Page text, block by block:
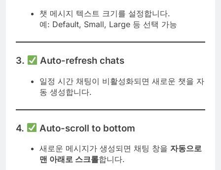
챗 메시지 텍스트 크기를 설정합니다.
예: Default, Small, Large 등 선택 가능
3. Auto-refresh chats
일정 시간 채팅이 비활성화되면 새로운 챗을 자
동 생성합니다.
4. Auto-scroll to bottom
새로운 메시지가 생성되면 채팅 창을 자동으로
맨 아래로 스크롤합니다.